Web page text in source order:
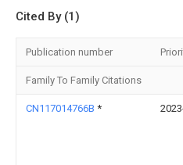
Cited By (1)
Publication number
Family To Family Citations
CN117014766B *